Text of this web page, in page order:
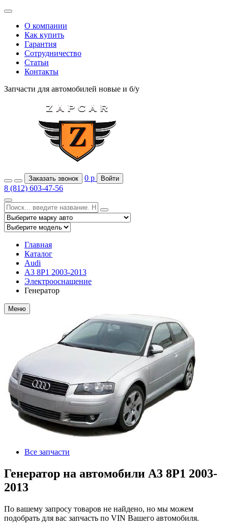
О компании
Как купить
Гарантия
Сотрудничество
Статьи
Контакты
Запчасти для автомобилей новые и б/у
Заказать звонок 0 р Войти
8 (812) 603-47-56
Главная
Каталог
Audi
A3 8P1 2003-2013
Электрооснащение
Генератор
Меню
Все запчасти
Генератор на автомобили A3 8P1 2003-
2013
По вашему запросу товаров не найдено, но мы можем
подобрать для вас запчасть по VIN Вашего автомобиля.